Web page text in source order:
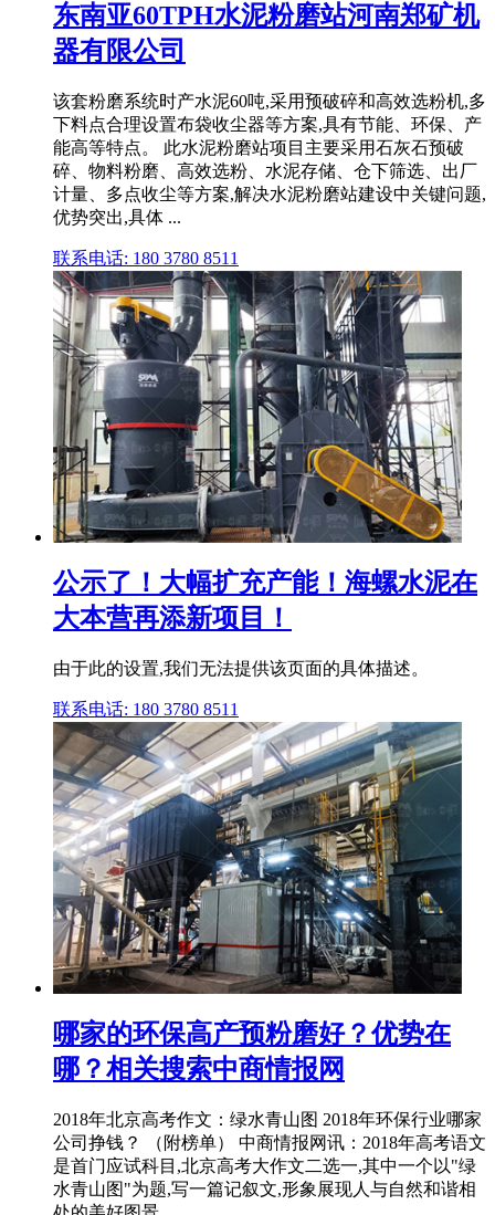
东南亚60TPH水泥粉磨站河南郑矿机
器有限公司
该套粉磨系统时产水泥60吨,采用预破碎和高效选粉机,多
下料点合理设置布袋收尘器等方案,具有节能、环保、产
能高等特点。 此水泥粉磨站项目主要采用石灰石预破
碎、物料粉磨、高效选粉、水泥存储、仓下筛选、出厂
计量、多点收尘等方案,解决水泥粉磨站建设中关键问题,
优势突出,具体 ...
联系电话: 180 3780 8511
公示了！大幅扩充产能！海螺水泥在
大本营再添新项目！
由于此的设置,我们无法提供该页面的具体描述。
联系电话: 180 3780 8511
哪家的环保高产预粉磨好？优势在
哪？相关搜索中商情报网
2018年北京高考作文：绿水青山图 2018年环保行业哪家
公司挣钱？ （附榜单） 中商情报网讯：2018年高考语文
是首门应试科目,北京高考大作文二选一,其中一个以"绿
水青山图"为题,写一篇记叙文,形象展现人与自然和谐相